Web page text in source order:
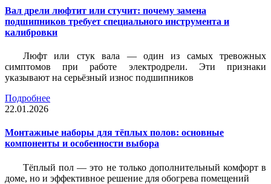
Вал дрели люфтит или стучит: почему замена
подшипников требует специального инструмента и
калибровки
Люфт или стук вала — один из самых тревожных
симптомов при работе электродрели. Эти признаки
указывают на серьёзный износ подшипников
Подробнее
22.01.2026
Монтажные наборы для тёплых полов: основные
компоненты и особенности выбора
Тёплый пол — это не только дополнительный комфорт в
доме, но и эффективное решение для обогрева помещений